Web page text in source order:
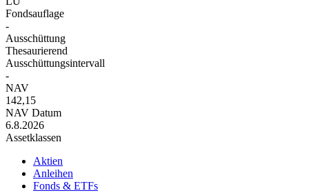
Fondsauflage
-
Ausschüttung
Thesaurierend
Ausschüttungsintervall
-
NAV
142,15
NAV Datum
6.8.2026
Assetklassen
Aktien
Anleihen
Fonds & ETFs